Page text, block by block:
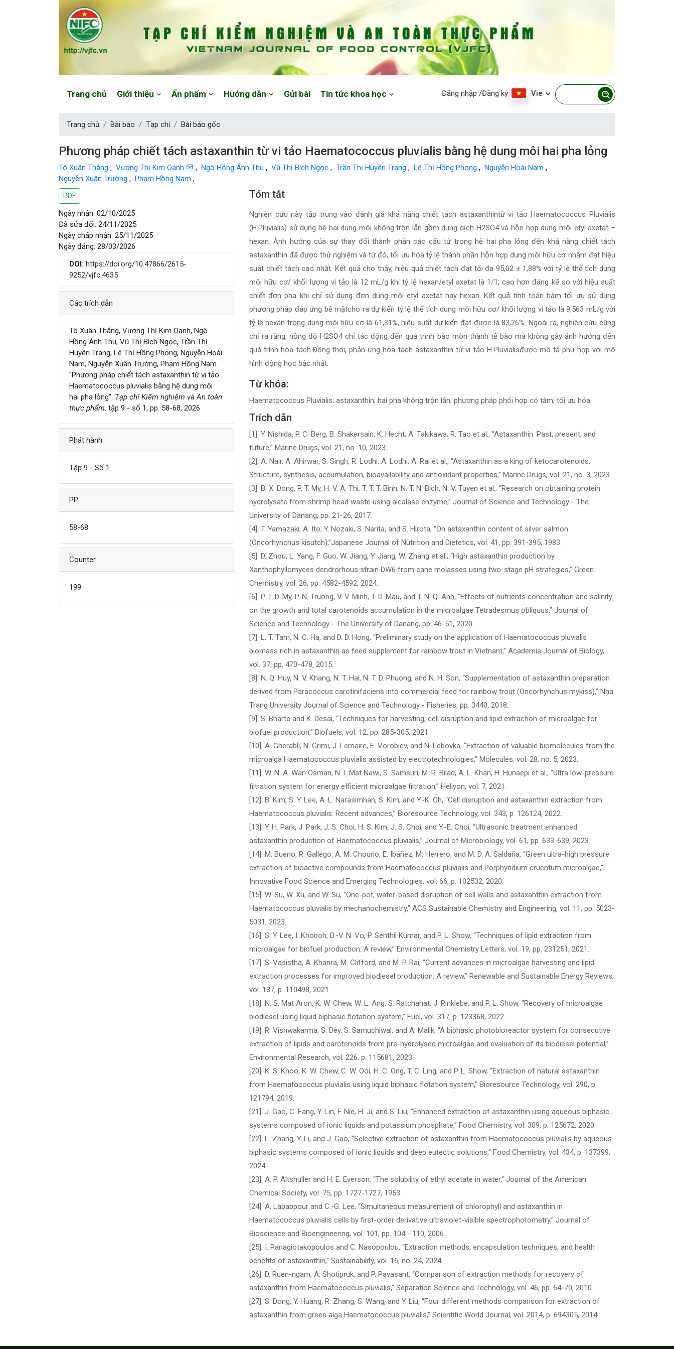
Website: https://vjfc.nifc.gov.vn/
Trang chủ Giới thiệu Ấn phẩm Hướng dẫn Gửi bài Tin tức khoa học Đăng nhập /Đăng ký Vie
Trang chủ Bài báo Tạp chí Bài báo gốc
Phương pháp chiết tách astaxanthin từ vi tảo Haematococcus pluvialis bằng hệ dung môi hai pha lỏng
Tô Xuân Thắng , Vương Thị Kim Oanh , Ngô Hồng Ánh Thu , Vũ Thị Bích Ngọc , Trần Thị Huyền Trang , Lê Thị Hồng Phong , Nguyễn Hoài Nam ,
Nguyễn Xuân Trường , Phạm Hồng Nam ,
PDF
Ngày nhận: 02/10/2025
Đã sửa đổi: 24/11/2025
Ngày chấp nhận: 25/11/2025
Ngày đăng: 28/03/2026
DOI: https://doi.org/10.47866/2615-
9252/vjfc.4635
Chi tiết
Các trích dẫn
Tô Xuân Thắng, Vương Thị Kim Oanh, Ngô
Hồng Ánh Thu, Vũ Thị Bích Ngọc, Trần Thị
Huyền Trang, Lê Thị Hồng Phong, Nguyễn Hoài
Nam, Nguyễn Xuân Trường, Phạm Hồng Nam.
"Phương pháp chiết tách astaxanthin từ vi tảo
Haematococcus pluvialis bằng hệ dung môi
hai pha lỏng". Tạp chí Kiểm nghiệm và An toàn
thực phẩm. tập 9 - số 1, pp. 58-68, 2026
Phát hành
Tập 9 - Số 1
PP
58-68
Counter
199
Main Article Content
Tóm tắt
Nghiên cứu này tập trung vào đánh giá khả năng chiết tách astaxanthintừ vi tảo Haematococcus Pluvialis
(H.Pluvialis) sử dụng hệ hai dung môi không trộn lẫn gồm dung dịch H2SO4 và hỗn hợp dung môi etyl axetat –
hexan. Ảnh hưởng của sự thay đổi thành phần các cấu tử trong hệ hai pha lỏng đến khả năng chiết tách
astaxanthin đã được thử nghiệm và từ đó, tối ưu hóa tỷ lệ thành phần hỗn hợp dung môi hữu cơ nhằm đạt hiệu
suất chiết tách cao nhất. Kết quả cho thấy, hiệu quả chiết tách đạt tối đa 95,02 ± 1,88% với tỷ lệ thể tích dung
môi hữu cơ/ khối lượng vi tảo là 12 mL/g khi tỷ lệ hexan/etyl axetat là 1/1; cao hơn đáng kể so với hiệu suất
chiết đơn pha khi chỉ sử dụng đơn dung môi etyl axetat hay hexan. Kết quả tính toán hàm tối ưu sử dụng
phương pháp đáp ứng bề mặtcho ra dự kiến tỷ lệ thể tích dung môi hữu cơ/ khối lượng vi tảo là 9,563 mL/g với
tỷ lệ hexan trong dung môi hữu cơ là 61,31%, hiệu suất dự kiến đạt được là 83,26%. Ngoài ra, nghiên cứu cũng
chỉ ra rằng, nồng độ H2SO4 chỉ tác động đến quá trình bào mòn thành tế bào mà không gây ảnh hưởng đến
quá trình hòa tách.Đồng thời, phản ứng hòa tách astaxanthin từ vi tảo H.Pluvialisđược mô tả phù hợp với mô
hình động học bậc nhất.
Từ khóa:
Haematococcus Pluvialis; astaxanthin; hai pha không trộn lẫn; phương pháp phối hợp có tâm; tối ưu hóa.
Trích dẫn
[1]. Y. Nishida, P. C. Berg, B. Shakersain, K. Hecht, A. Takikawa, R. Tao et al., “Astaxanthin: Past, present, and
future,” Marine Drugs, vol. 21, no. 10, 2023.
[2]. A. Nair, A. Ahirwar, S. Singh, R. Lodhi, A. Lodhi, A. Rai et al., “Astaxanthin as a king of ketocarotenoids:
Structure, synthesis, accumulation, bioavailability and antioxidant properties,” Marine Drugs, vol. 21, no. 3, 2023
[3]. B. X. Dong, P. T. My, H. V. A. Thi, T. T. T. Binh, N. T. N. Bich, N. V. Tuyen et al., “Research on obtaining protein
hydrolysate from shrimp head waste using alcalase enzyme,” Journal of Science and Technology - The
University of Danang, pp. 21-26, 2017.
[4]. T. Yamazaki, A. Ito, Y. Nozaki, S. Narita, and S. Hirota, “On astaxanthin content of silver salmon
(Oncorhynchus kisutch),”Japanese Journal of Nutrition and Dietetics, vol. 41, pp. 391-395, 1983.
[5]. D. Zhou, L. Yang, F. Guo, W. Jiang, Y. Jiang, W. Zhang et al., “High astaxanthin production by
Xanthophyllomyces dendrorhous strain DW6 from cane molasses using two-stage pH strategies,” Green
Chemistry, vol. 26, pp. 4582-4592, 2024.
[6]. P. T. D. My, P. N. Truong, V. V. Minh, T. D. Mau, and T. N. Q. Anh, “Effects of nutrients concentration and salinity
on the growth and total carotenoids accumulation in the microalgae Tetradesmus obliquus,” Journal of
Science and Technology - The University of Danang, pp. 46-51, 2020.
[7]. L. T. Tam, N. C. Ha, and D. D. Hong, “Preliminary study on the application of Haematococcus pluvialis
biomass rich in astaxanthin as feed supplement for rainbow trout in Vietnam,” Academia Journal of Biology,
vol. 37, pp. 470-478, 2015.
[8]. N. Q. Huy, N. V. Khang, N. T. Hai, N. T. D. Phuong, and N. H. Son, “Supplementation of astaxanthin preparation
derived from Paracoccus carotinifaciens into commercial feed for rainbow trout (Oncorhynchus mykiss),” Nha
Trang University Journal of Science and Technology - Fisheries, pp. 3440, 2018.
[9]. S. Bharte and K. Desai, “Techniques for harvesting, cell disruption and lipid extraction of microalgae for
biofuel production,” Biofuels, vol. 12, pp. 285-305, 2021.
[10]. A. Gherabli, N. Grimi, J. Lemaire, E. Vorobiev, and N. Lebovka, “Extraction of valuable biomolecules from the
microalga Haematococcus pluvialis assisted by electrotechnologies,” Molecules, vol. 28, no. 5, 2023.
[11]. W. N. A. Wan Osman, N. I. Mat Nawi, S. Samsuri, M. R. Bilad, A. L. Khan, H. Hunaepi et al., “Ultra low-pressure
filtration system for energy efficient microalgae filtration,” Heliyon, vol. 7, 2021.
[12]. B. Kim, S. Y. Lee, A. L. Narasimhan, S. Kim, and Y.-K. Oh, “Cell disruption and astaxanthin extraction from
Haematococcus pluvialis: Recent advances,” Bioresource Technology, vol. 343, p. 126124, 2022.
[13]. Y. H. Park, J. Park, J. S. Choi, H. S. Kim, J. S. Choi, and Y.-E. Choi, “Ultrasonic treatment enhanced
astaxanthin production of Haematococcus pluvialis,” Journal of Microbiology, vol. 61, pp. 633-639, 2023.
[14]. M. Bueno, R. Gallego, A. M. Chourio, E. Ibáñez, M. Herrero, and M. D. A. Saldaña, “Green ultra-high pressure
extraction of bioactive compounds from Haematococcus pluvialis and Porphyridium cruentum microalgae,”
Innovative Food Science and Emerging Technologies, vol. 66, p. 102532, 2020.
[15]. W. Su, W. Xu, and W. Su, “One-pot, water-based disruption of cell walls and astaxanthin extraction from
Haematococcus pluvialis by mechanochemistry,” ACS Sustainable Chemistry and Engineering, vol. 11, pp. 5023-
5031, 2023.
[16]. S. Y. Lee, I. Khoiroh, D.-V. N. Vo, P. Senthil Kumar, and P. L. Show, “Techniques of lipid extraction from
microalgae for biofuel production: A review,” Environmental Chemistry Letters, vol. 19, pp. 231251, 2021.
[17]. S. Vasistha, A. Khanra, M. Clifford, and M. P. Rai, “Current advances in microalgae harvesting and lipid
extraction processes for improved biodiesel production: A review,” Renewable and Sustainable Energy Reviews,
vol. 137, p. 110498, 2021.
[18]. N. S. Mat Aron, K. W. Chew, W. L. Ang, S. Ratchahat, J. Rinklebe, and P. L. Show, “Recovery of microalgae
biodiesel using liquid biphasic flotation system,” Fuel, vol. 317, p. 123368, 2022.
[19]. R. Vishwakarma, S. Dey, S. Samuchiwal, and A. Malik, “A biphasic photobioreactor system for consecutive
extraction of lipids and carotenoids from pre-hydrolysed microalgae and evaluation of its biodiesel potential,”
Environmental Research, vol. 226, p. 115681, 2023.
[20]. K. S. Khoo, K. W. Chew, C. W. Ooi, H. C. Ong, T. C. Ling, and P. L. Show, “Extraction of natural astaxanthin
from Haematococcus pluvialis using liquid biphasic flotation system,” Bioresource Technology, vol. 290, p.
121794, 2019.
[21]. J. Gao, C. Fang, Y. Lin, F. Nie, H. Ji, and S. Liu, “Enhanced extraction of astaxanthin using aqueous biphasic
systems composed of ionic liquids and potassium phosphate,” Food Chemistry, vol. 309, p. 125672, 2020.
[22]. L. Zhang, Y. Li, and J. Gao, “Selective extraction of astaxanthin from Haematococcus pluvialis by aqueous
biphasic systems composed of ionic liquids and deep eutectic solutions,” Food Chemistry, vol. 434, p. 137399,
2024.
[23]. A. P. Altshuller and H. E. Everson, “The solubility of ethyl acetate in water,” Journal of the American
Chemical Society, vol. 75, pp. 1727-1727, 1953.
[24]. A. Lababpour and C.-G. Lee, “Simultaneous measurement of chlorophyll and astaxanthin in
Haematococcus pluvialis cells by first-order derivative ultraviolet-visible spectrophotometry,” Journal of
Bioscience and Bioengineering, vol. 101, pp. 104 - 110, 2006.
[25]. I. Panagiotakopoulos and C. Nasopoulou, “Extraction methods, encapsulation techniques, and health
benefits of astaxanthin,” Sustainability, vol. 16, no. 24, 2024.
[26]. D. Ruen-ngam, A. Shotipruk, and P. Pavasant, “Comparison of extraction methods for recovery of
astaxanthin from Haematococcus pluvialis,” Separation Science and Technology, vol. 46, pp. 64-70, 2010.
[27]. S. Dong, Y. Huang, R. Zhang, S. Wang, and Y. Liu, “Four different methods comparison for extraction of
astaxanthin from green alga Haematococcus pluvialis,” Scientific World Journal, vol. 2014, p. 694305, 2014.